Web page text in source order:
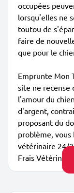
occupées
lorsqu'elles ne
toutou de
faire de
que pour le
Emprunte Mon
site ne recense
l'amour du
d'argent,
proposant du
problème, vous
vétérinaire 24/
Frais